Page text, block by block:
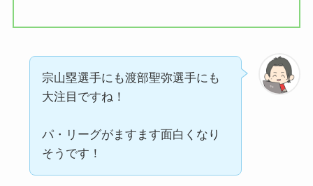
宗山塁選手にも渡部聖弥選手にも
大注目ですね！
パ・リーグがますます面白くなり
そうです！